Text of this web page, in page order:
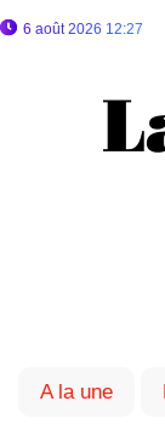
6 août 2026 12:27
A la une